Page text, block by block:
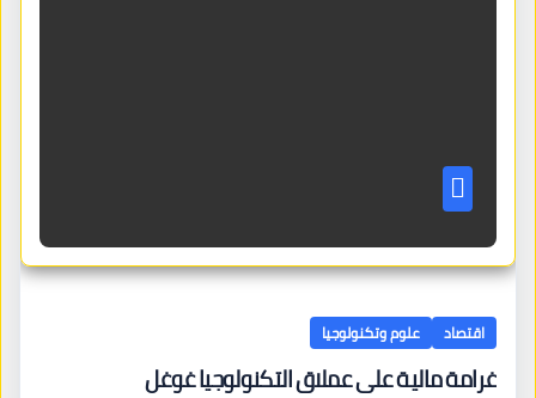
اقتصاد علوم وتكنولوجيا
غرامة مالية على عملاق التكنولوجيا غوغل